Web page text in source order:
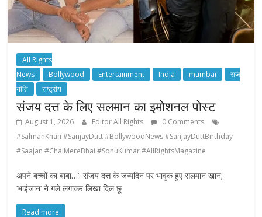
All Rights
News
Bollywood Entertainment India mumbai
राज
नीति
राष्ट्रीय
संजय दत्त के लिए सलमान का इमोशनल पोस्ट
August 1, 2026 Editor All Rights
0 Comments
#SalmanKhan #SanjayDutt #BollywoodNews #SanjayDuttBirthday
#Saajan #ChalMereBhai #SonuKumar #AllRightsMagazine
अपने बच्चों का बाबा…’: संजय दत्त के जन्मदिन पर भावुक हुए सलमान खान;
‘भाईजान’ ने गले लगाकर लिखा दिल छू
Read more